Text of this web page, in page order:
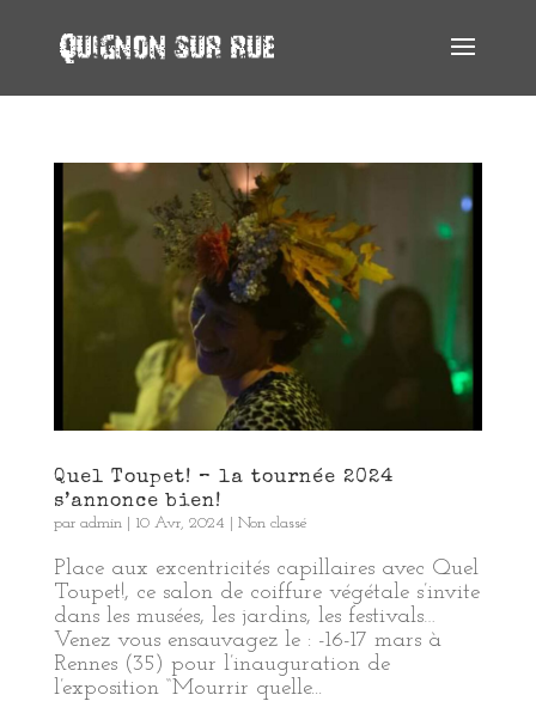
Quel Toupet! – la tournée 2024
s’annonce bien!
par admin| 10 Avr, 2024 Non classé
Place aux excentricités capillaires avec Quel
Toupet!, ce salon de coiffure végétale s’invite
dans les musées, les jardins, les festivals…
Venez vous ensauvagez le : -16-17 mars à
Rennes (35) pour l’inauguration de
l’exposition “Mourrir quelle...